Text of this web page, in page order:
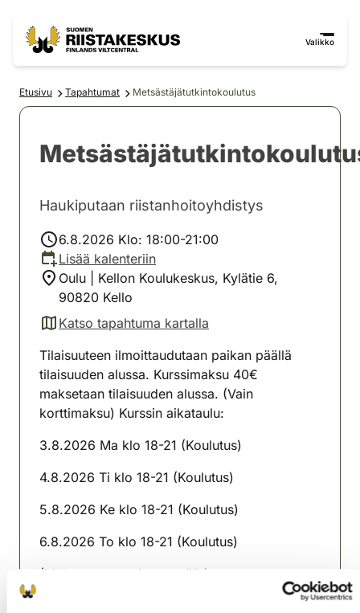
Valikko
Etusivu Tapahtumat Metsästäjätutkintokoulutus
Haukiputaan riistanhoitoyhdistys
6.8.2026 Klo: 18:00-21:00
Lisää kalenteriin
Oulu | Kellon Koulukeskus, Kylätie 6,
90820 Kello
Katso tapahtuma kartalla
(avautuu uuteen välilehteen)
Tilaisuuteen ilmoittaudutaan paikan päällä
tilaisuuden alussa. Kurssimaksu 40€
maksetaan tilaisuuden alussa. (Vain
korttimaksu) Kurssin aikataulu:
3.8.2026 Ma klo 18-21 (Koulutus)
4.8.2026 Ti klo 18-21 (Koulutus)
5.8.2026 Ke klo 18-21 (Koulutus)
6.8.2026 To klo 18-21 (Koulutus)
(Mukaan omat pienet eväät)